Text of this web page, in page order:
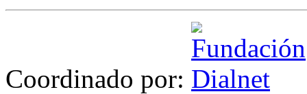
Coordinado por: